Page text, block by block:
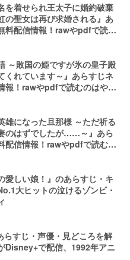
を着せられ王太子に婚約破棄
の聖女は再び求婚される』あ
料配信情報！rawやpdfで読む
～敗国の姫ですが氷の皇子殿
くれています～』あらすじネ
報！rawやpdfで読むのはやめ
雄になった旦那様 ～ただ祈る
のはずでしたが……～』あら
配信情報！rawやpdfで読むの
愛しい娘！』のあらすじ・キ
大ヒットの泣けるゾンビ・
らすじ・声優・見どころを解
Disney+で配信、1992年アニ